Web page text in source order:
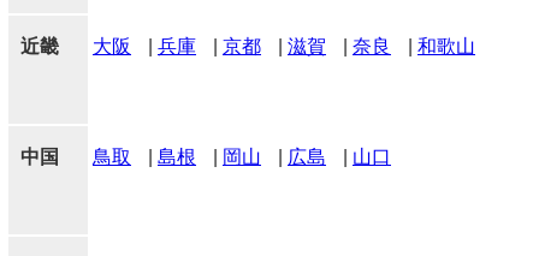
近畿 大阪 兵庫 京都 滋賀 奈良 和歌山
中国 鳥取 島根 岡山 広島 山口